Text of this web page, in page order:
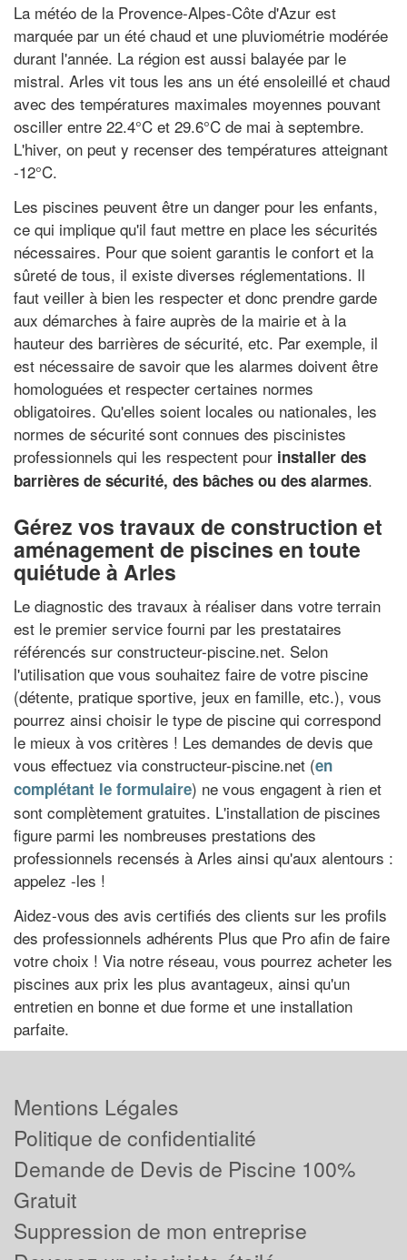
La météo de la Provence-Alpes-Côte d'Azur est
marquée par un été chaud et une pluviométrie modérée
durant l'année. La région est aussi balayée par le
mistral. Arles vit tous les ans un été ensoleillé et chaud
avec des températures maximales moyennes pouvant
osciller entre 22.4°C et 29.6°C de mai à septembre.
L'hiver, on peut y recenser des températures atteignant
-12°C.
Les piscines peuvent être un danger pour les enfants,
ce qui implique qu'il faut mettre en place les sécurités
nécessaires. Pour que soient garantis le confort et la
sûreté de tous, il existe diverses réglementations. Il
faut veiller à bien les respecter et donc prendre garde
aux démarches à faire auprès de la mairie et à la
hauteur des barrières de sécurité, etc. Par exemple, il
est nécessaire de savoir que les alarmes doivent être
homologuées et respecter certaines normes
obligatoires. Qu'elles soient locales ou nationales, les
normes de sécurité sont connues des piscinistes
professionnels qui les respectent pour installer des
barrières de sécurité, des bâches ou des alarmes.
Gérez vos travaux de construction et
aménagement de piscines en toute
quiétude à Arles
Le diagnostic des travaux à réaliser dans votre terrain
est le premier service fourni par les prestataires
référencés sur constructeur-piscine.net. Selon
l'utilisation que vous souhaitez faire de votre piscine
(détente, pratique sportive, jeux en famille, etc.), vous
pourrez ainsi choisir le type de piscine qui correspond
le mieux à vos critères ! Les demandes de devis que
vous effectuez via constructeur-piscine.net (en
complétant le formulaire) ne vous engagent à rien et
sont complètement gratuites. L'installation de piscines
figure parmi les nombreuses prestations des
professionnels recensés à Arles ainsi qu'aux alentours :
appelez -les !
Aidez-vous des avis certifiés des clients sur les profils
des professionnels adhérents Plus que Pro afin de faire
votre choix ! Via notre réseau, vous pourrez acheter les
piscines aux prix les plus avantageux, ainsi qu'un
entretien en bonne et due forme et une installation
parfaite.
Mentions Légales
Politique de confidentialité
Demande de Devis de Piscine 100%
Gratuit
Suppression de mon entreprise